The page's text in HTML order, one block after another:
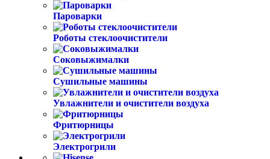
Пароварки
Роботы стеклоочистители
Соковыжималки
Сушильные машины
Увлажнители и очистители воздуха
Фритюрницы
Электрогрили